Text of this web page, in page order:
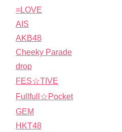
=LOVE
AIS
AKB48
Cheeky Parade
drop
FES☆TIVE
Fullfull☆Pocket
GEM
HKT48